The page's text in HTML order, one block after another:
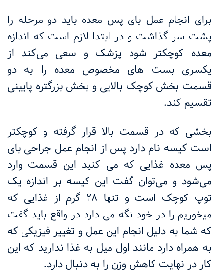
برای انجام عمل بای پس معده باید دو مرحله را
پشت سر گذاشت و در ابتدا لازم است که اندازه
معده کوچکتر شود پزشک و سعی می‌کند از
یکسری بست های مخصوص معده را به دو
قسمت بخش کوچک بالایی و بخش بزرگتره پایینی
تقسیم کند.
بخشی که در قسمت بالا قرار گرفته و کوچکتر
است کیسه نام دارد پس از انجام عمل جراحی بای
پس معده غذایی که می کنید این قسمت وارد
می‌شود و می‌توان گفت این کیسه بر اندازه یک
توپ کوچک است و تنها ۲۸ گرم از غذایی که
میخوریم را در خود نگه می دارد در واقع باید گفت
که شما به دلیل انجام این عمل و تغییر فیزیکی که
به همراه دارد مانند اول میل به غذا ندارید که این
کار در نهایت کاهش وزن را به دنبال دارد.